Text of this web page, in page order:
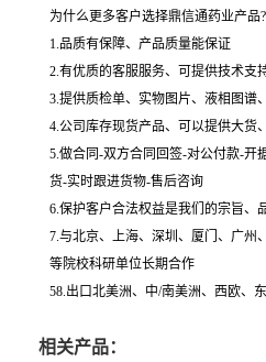
为什么更多客户选择鼎信通药业产品?
1.品质有保障、产品质量能保证
2.有优质的客服服务、可提供技术支
3.提供质检单、实物图片、液相图谱
4.公司库存现货产品、可以提供大货
5.做合同-双方合同回签-对公付款-开
货-实时跟进货物-售后咨询
6.保护客户合法权益是我们的宗旨、
7.与北京、上海、深圳、厦门、广州
等院校科研单位长期合作
58.出口北美洲、中/南美洲、西欧、
相关产品：